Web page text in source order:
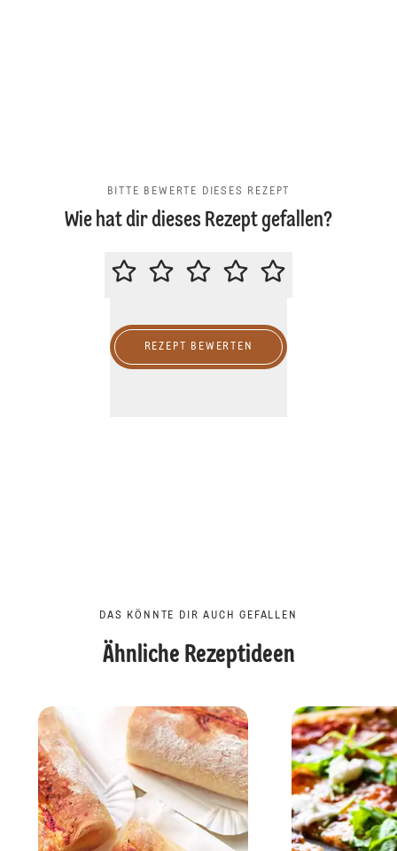
BITTE BEWERTE DIESES REZEPT
Wie hat dir dieses Rezept gefallen?
BITTE BEWERTE DIESES REZEPT
REZEPT BEWERTEN
DAS KÖNNTE DIR AUCH GEFALLEN
Ähnliche Rezeptideen